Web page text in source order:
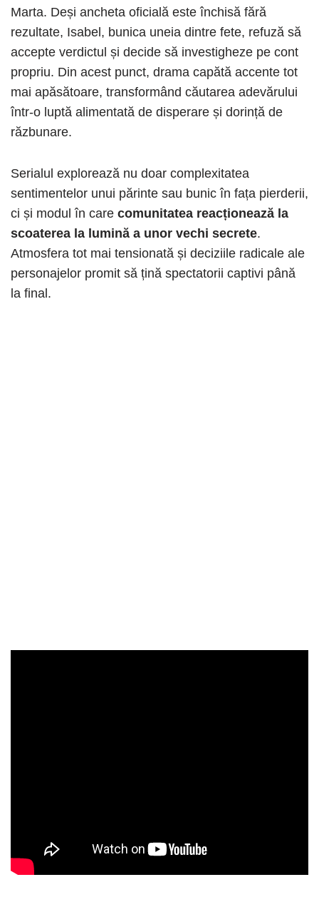
Marta. Deși ancheta oficială este închisă fără
rezultate, Isabel, bunica uneia dintre fete, refuză să
accepte verdictul și decide să investigheze pe cont
propriu. Din acest punct, drama capătă accente tot
mai apăsătoare, transformând căutarea adevărului
într-o luptă alimentată de disperare și dorință de
răzbunare.
Serialul explorează nu doar complexitatea
sentimentelor unui părinte sau bunic în fața pierderii,
ci și modul în care comunitatea reacționează la
scoaterea la lumină a unor vechi secrete.
Atmosfera tot mai tensionată și deciziile radicale ale
personajelor promit să țină spectatorii captivi până
la final.